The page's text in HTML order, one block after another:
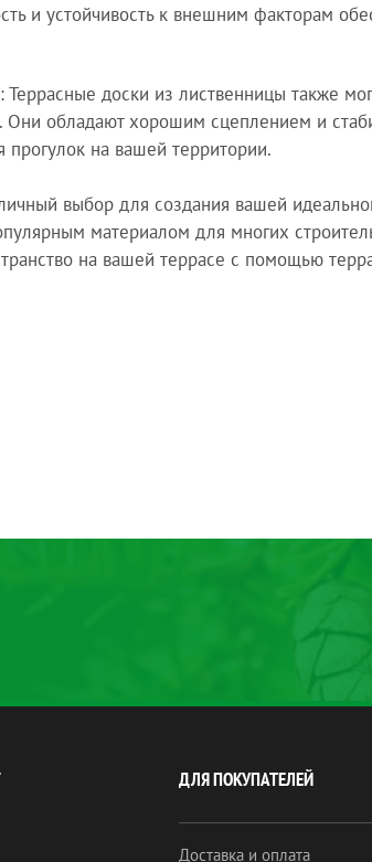
и устойчивость к внешним факторам
Террасные доски из лиственницы также
Они обладают хорошим сцеплением и
на вашей территории.
выбор для создания вашей
материалом для многих
на вашей террасе с помощью
ДЛЯ ПОКУПАТЕЛЕЙ
Доставка и оплата